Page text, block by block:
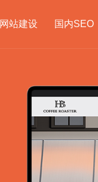
网站建设 国内SEO